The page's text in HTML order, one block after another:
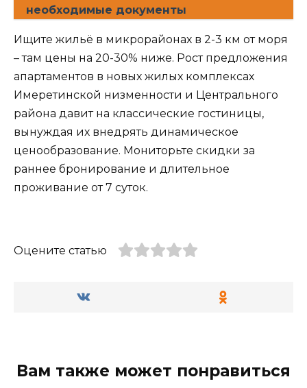
необходимые документы
Ищите жильё в микрорайонах в 2-3 км от моря
– там цены на 20-30% ниже. Рост предложения
апартаментов в новых жилых комплексах
Имеретинской низменности и Центрального
района давит на классические гостиницы,
вынуждая их внедрять динамическое
ценообразование. Мониторьте скидки за
раннее бронирование и длительное
проживание от 7 суток.
Оцените статью
Вам также может понравиться